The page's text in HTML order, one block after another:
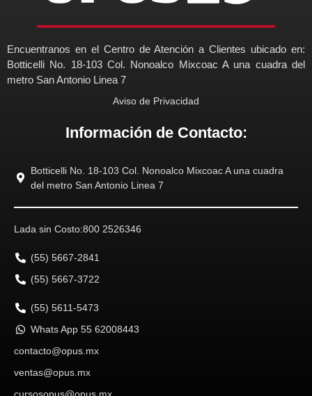
Encuentranos en el Centro de Atención a Clientes ubicado en:
Botticelli No. 18-103 Col. Nonoalco Mixcoac A una cuadra del
metro San Antonio Linea 7
Aviso de Privacidad
Información de Contacto:
Botticelli No. 18-103 Col. Nonoalco Mixcoac A una cuadra
del metro San Antonio Linea 7
Lada sin Costo:800 2526346
(55) 5667-2841
(55) 5667-3722
(55) 5611-5473
Whats App 55 62008443
contacto@opus.mx
ventas@opus.mx